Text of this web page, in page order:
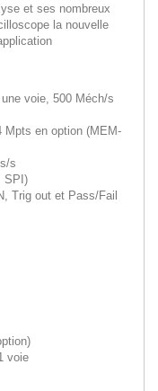
et ses nombreux
la nouvelle
voie, 500 Méch/s
Mpts en option (MEM-
s
SPI)
Trig out et Pass/Fail
voie